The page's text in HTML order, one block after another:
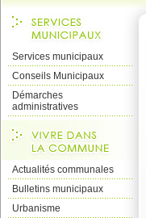
Services municipaux
Conseils Municipaux
Démarches
administratives
Actualités communales
Bulletins municipaux
Urbanisme